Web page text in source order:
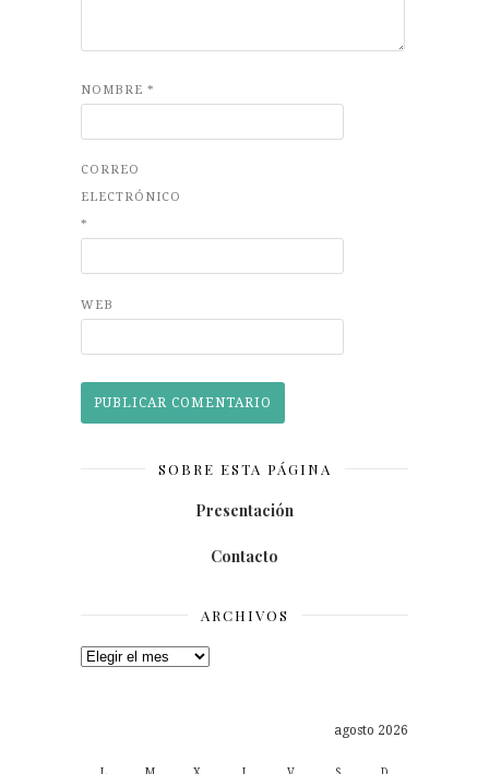
NOMBRE *
CORREO
ELECTRÓNICO
*
WEB
SOBRE ESTA PÁGINA
Presentación
Contacto
ARCHIVOS
Archivos
agosto 2026